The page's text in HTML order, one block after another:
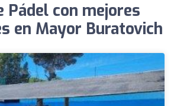
Pádel con mejores
en Mayor Buratovich